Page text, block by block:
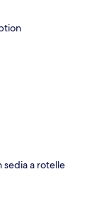
sedia a rotelle